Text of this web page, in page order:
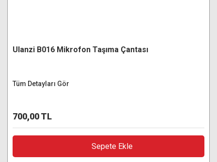
Ulanzi B016 Mikrofon Taşıma Çantası
Tüm Detayları Gör
700,00 TL
Sepete Ekle